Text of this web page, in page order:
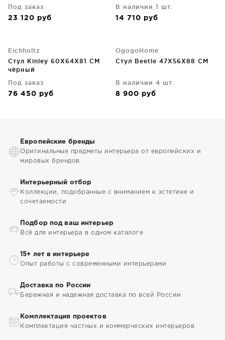
Под заказ
23 120 руб
В наличии 1 шт.
14 710 руб
Eichholtz
Стул Kinley 60X64X81 CM
чёрный
Под заказ
76 450 руб
OgogoHome
Стул Beetle 47X56X88 CM
В наличии 4 шт.
8 900 руб
Европейские бренды
Оригинальные предметы интерьера от европейских и
мировых брендов
Интерьерный отбор
Коллекции, подобранные с вниманием к эстетике и
сочетаемости
Подбор под ваш интерьер
Всё для интерьера в одном каталоге
15+ лет в интерьере
Опыт работы с современными интерьерами
Доставка по России
Бережная и надежная доставка по всей России
Комплектация проектов
Комплектация частных и коммерческих интерьеров